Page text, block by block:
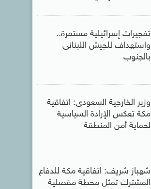
تفجيرات إسرائيلية مستمرة..
واستهداف للجيش اللبنانى
بالجنوب
وزير الخارجية السعودى: اتفاقية
مكة تعكس الإرادة السياسية
لحماية أمن المنطقة
شهباز شريف: اتفاقية مكة للدفاع
المشترك تمثل محطة مفصلية